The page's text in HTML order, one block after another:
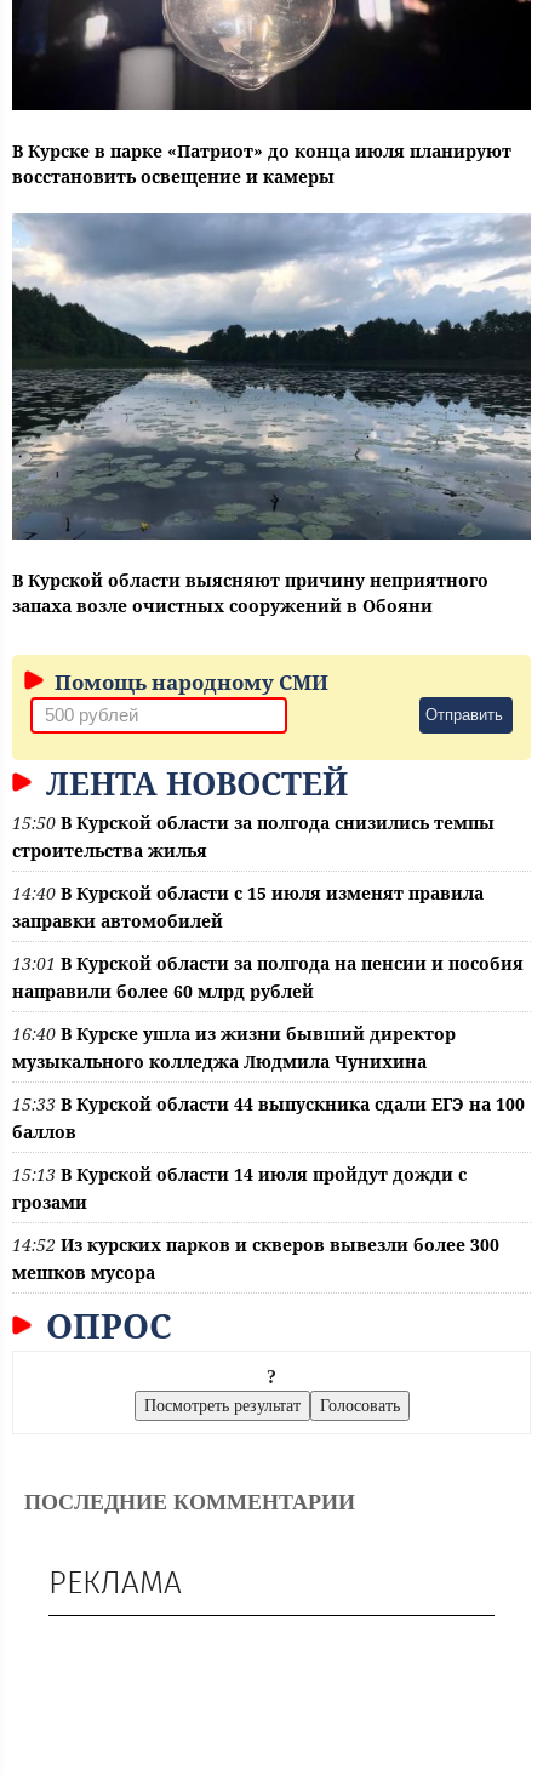
В Курске в парке «Патриот» до конца июля планируют
восстановить освещение и камеры
В Курской области выясняют причину неприятного
запаха возле очистных сооружений в Обояни
Помощь народному СМИ
Отправить
ЛЕНТА НОВОСТЕЙ
15:50 В Курской области за полгода снизились темпы
строительства жилья
14:40 В Курской области с 15 июля изменят правила
заправки автомобилей
13:01 В Курской области за полгода на пенсии и пособия
направили более 60 млрд рублей
16:40 В Курске ушла из жизни бывший директор
музыкального колледжа Людмила Чунихина
15:33 В Курской области 44 выпускника сдали ЕГЭ на 100
баллов
15:13 В Курской области 14 июля пройдут дожди с
грозами
14:52 Из курских парков и скверов вывезли более 300
мешков мусора
ОПРОС
?
ПОСЛЕДНИЕ КОММЕНТАРИИ
РЕКЛАМА